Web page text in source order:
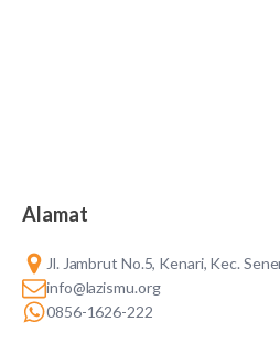
Alamat
Jl. Jambrut No.5, Kenari, Kec.
info@lazismu.org
0856-1626-222